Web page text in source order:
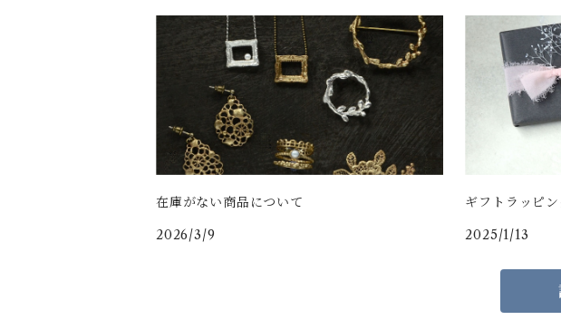
在庫がない商品について
2026/3/9
ギフトラッピ
2025/1/13